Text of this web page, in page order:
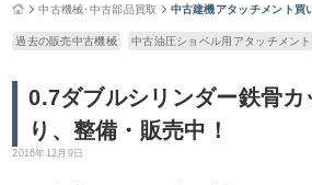
中古機械･中古部品買取 中古建機アタッチメント買
過去の販売中古機械 中古油圧ショベル用アタッチメント
0.7ダブルシリンダー鉄骨カ
り、整備・販売中！
2016年12月9日